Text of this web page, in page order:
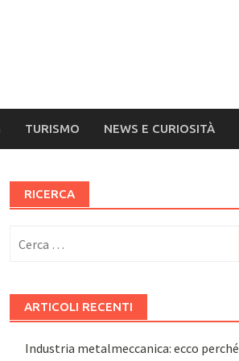
TURISMO NEWS E CURIOSITÀ
RICERCA
per:
ARTICOLI RECENTI
Industria metalmeccanica: ecco perché